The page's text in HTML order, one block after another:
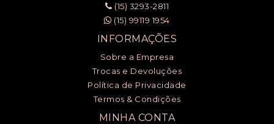
(15) 3293-2811
(15) 99119 1954
INFORMAÇÕES
Sobre a Empresa
Trocas e Devoluções
Política de Privacidade
Termos & Condições
MINHA CONTA